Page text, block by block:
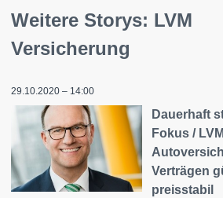
Weitere Storys: LVM
Versicherung
29.10.2020 – 14:00
Dauerhaft
Fokus /
Verträgen
preisstabil